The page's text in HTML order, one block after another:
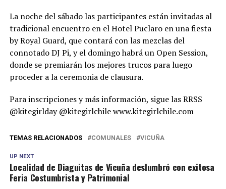
La noche del sábado las participantes están invitadas al
tradicional encuentro en el Hotel Puclaro en una fiesta
by Royal Guard, que contará con las mezclas del
connotado DJ Pi, y el domingo habrá un Open Session,
donde se premiarán los mejores trucos para luego
proceder a la ceremonia de clausura.
Para inscripciones y más información, sigue las RRSS
@kitegirlday @kitegirlchile www.kitegirlchile.com
TEMAS RELACIONADOS COMUNALES VICUÑA
UP NEXT
Localidad de Diaguitas de Vicuña deslumbró con exitosa
Feria Costumbrista y Patrimonial